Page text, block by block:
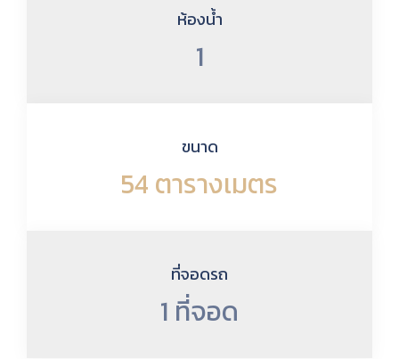
ห้องน้ำ
1
ขนาด
54 ตารางเมตร
ที่จอดรถ
1 ที่จอด